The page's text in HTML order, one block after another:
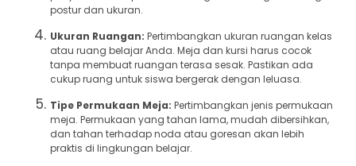
postur dan ukuran.
Ukuran Ruangan: Pertimbangkan ukuran ruangan kelas
atau ruang belajar Anda. Meja dan kursi harus cocok
tanpa membuat ruangan terasa sesak. Pastikan ada
cukup ruang untuk siswa bergerak dengan leluasa.
Tipe Permukaan Meja: Pertimbangkan jenis permukaan
meja. Permukaan yang tahan lama, mudah dibersihkan,
dan tahan terhadap noda atau goresan akan lebih
praktis di lingkungan belajar.